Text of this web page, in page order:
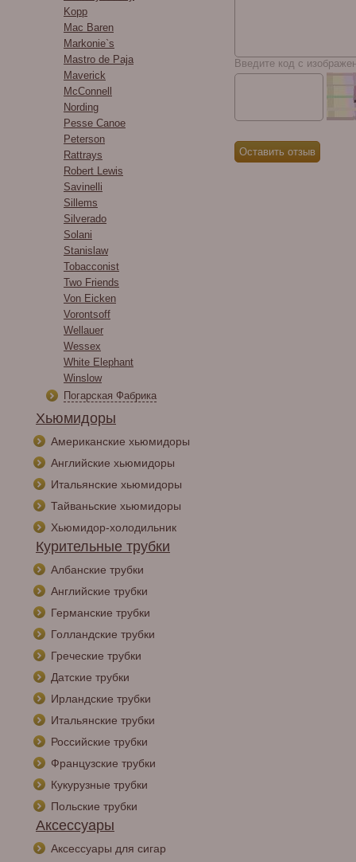
Kopp
Mac Baren
Markonie`s
Mastro de Paja
Maverick
McConnell
Nording
Pesse Canoe
Peterson
Rattrays
Robert Lewis
Savinelli
Sillems
Silverado
Solani
Stanislaw
Tobacconist
Two Friends
Von Eicken
Vorontsoff
Wellauer
Wessex
White Elephant
Winslow
Погарская Фабрика
Хьюмидоры
Американские хьюмидоры
Английские хьюмидоры
Итальянские хьюмидоры
Тайваньские хьюмидоры
Хьюмидор-холодильник
Курительные трубки
Албанские трубки
Английские трубки
Германские трубки
Голландские трубки
Греческие трубки
Датские трубки
Ирландские трубки
Итальянские трубки
Российские трубки
Французские трубки
Кукурузные трубки
Польские трубки
Аксессуары
Аксессуары для сигар
Введите код с